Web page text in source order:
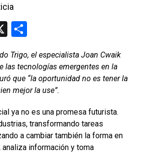
X
m
p
ar
tir
Trigo, el especialista Joan Cwaik
las tecnologías emergentes en la
que “la oportunidad no es tener la
mejor la use”.
ya no es una promesa futurista.
transformando tareas
a cambiar también la forma en
información y toma